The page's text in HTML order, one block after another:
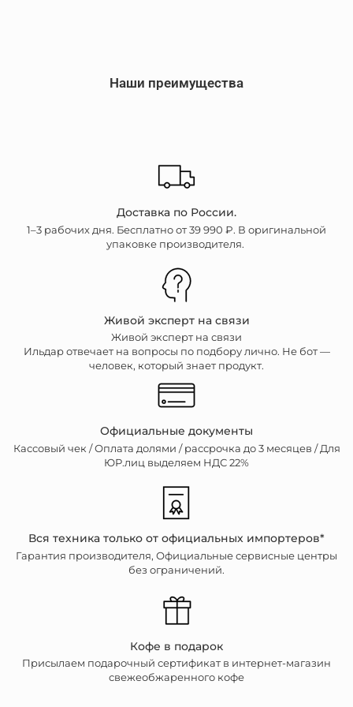
Наши преимущества
Доставка по России.
1–3 рабочих дня. Бесплатно от 39 990 ₽. В оригинальной
упаковке производителя.
Живой эксперт на связи
Живой эксперт на связи
Ильдар отвечает на вопросы по подбору лично. Не бот —
человек, который знает продукт.
Официальные документы
Кассовый чек /Оплата долями / рассрочка до 3 месяцев / Для
ЮР.лиц выделяем НДС 22%
Вся техника только от официальных импортеров*
Гарантия производителя, Официальные сервисные центры
без ограничений.
Кофе в подарок
Присылаем подарочный сертификат в интернет-магазин
свежеобжаренного кофе